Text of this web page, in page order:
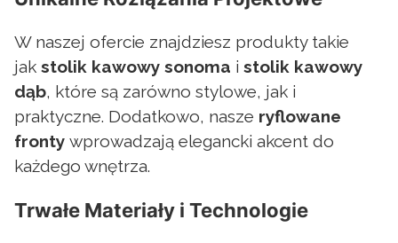
W naszej ofercie znajdziesz produkty takie
jak stolik kawowy sonoma i stolik kawowy
dąb, które są zarówno stylowe, jak i
praktyczne. Dodatkowo, nasze ryflowane
fronty wprowadzają elegancki akcent do
każdego wnętrza.
Trwałe Materiały i Technologie